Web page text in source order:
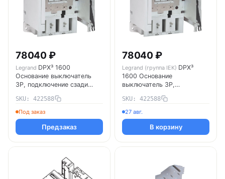
78040 ₽
Legrand DPX³ 1600
Основание выключатель
3P, подключение сзади
SKU: 422588
Под заказ
Предзаказ
78040 ₽
Legrand (группа IEK) DPX³
1600 Основание
выключатель 3P,
Legrand
SKU: 422588
27 авг.
В корзину